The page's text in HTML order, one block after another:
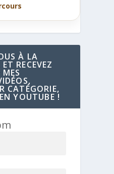
À LA
RECEVEZ
CATÉGORIE,
YOUTUBE !